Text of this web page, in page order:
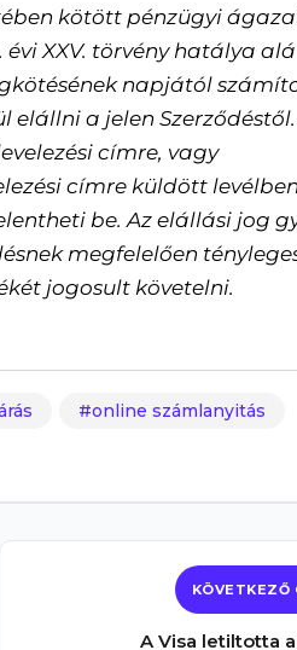
kötött pénzügyi
XXV. törvény hatálya
napjától
a jelen
címre, vagy
címre küldött
be. Az elállási jog
megfelelően
jogosult követelni.
online számlanyitás
A Visa letiltotta